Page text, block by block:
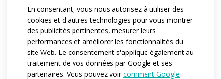
En consentant, vous nous autorisez à utiliser des
cookies et d'autres technologies pour vous montrer
des publicités pertinentes, mesurer leurs
performances et améliorer les fonctionnalités du
site Web. Le consentement s'applique également au
traitement de vos données par Google et ses
partenaires. Vous pouvez voircomment Google
commencions la production ?*
Immédiatement
Dans les 3-6 prochains mois
Je n’ai pas encore d’idée
Would you like to tell us more details?